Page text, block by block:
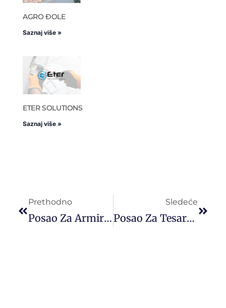
AGRO ĐOLE
Saznaj više »
ETER SOLUTIONS
Saznaj više »
Prethodno
Posao Za Armirače U Inostranstvu (Belgija)
Sledeće
Posao Za Tesare Inostranstvo – Hrvatska